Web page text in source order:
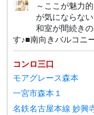
～ここが魅力
が気にならな
和室が間続き
す♪■南向きバルコニ
コンロ三口
モアグレース森本
一宮市森本１
名鉄名古屋本線 妙興